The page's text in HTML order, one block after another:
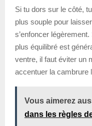
Si tu dors sur le côté,
plus souple pour
s’enfoncer
plus équilibré est
ventre, il faut éviter un
accentuer la cambrure
Vous aimerez
dans les règles